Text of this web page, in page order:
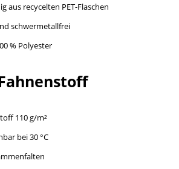
aus recycelten PET-Flaschen
schwermetallfrei
% Polyester
110 g/m²
bei 30 °C